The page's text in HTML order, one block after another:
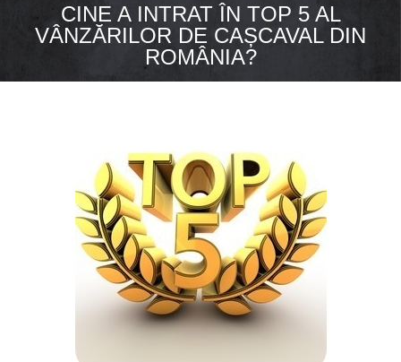
CINE A INTRAT ÎN TOP 5 AL
VÂNZĂRILOR DE CAȘCAVAL DIN
ROMÂNIA?